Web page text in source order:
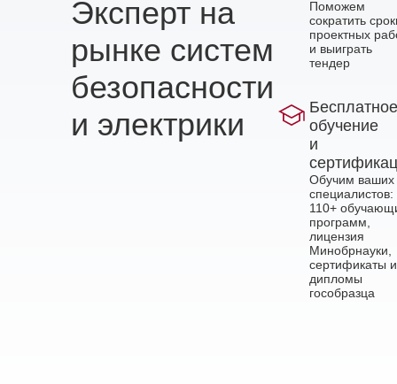
Эксперт на
рынке систем
безопасности
и электрики
Поможем
сократить
проектных
и выиграть
тендер
Бесплатное
обучение
и
Обучим ваших
специалистов:
110+
программ,
лицензия
Минобрнауки,
сертификаты и
дипломы
гособразца